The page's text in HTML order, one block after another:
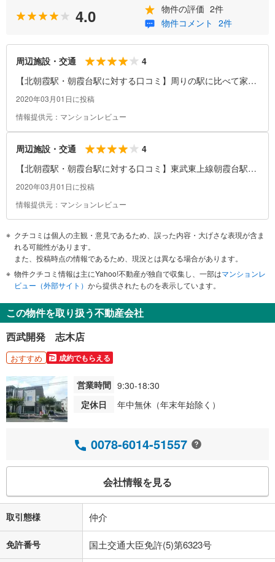
4.0 物件の評価 2件
物件コメント 2件
周辺施設・交通
4
【北朝霞駅・朝霞台駅に対する口コミ】周りの駅に比べて家賃
相場は高め、駅周辺にしかスーパーなどは少なく住む場所によ
2020年03月01日に投稿
情報提供元：マンションレビュー
周辺施設・交通
4
【北朝霞駅・朝霞台駅に対する口コミ】東武東上線朝霞台駅と
の乗り換え駅でふたつの路線が使えて便利、比較的栄えてる駅
などそれなりに揃っており便利、公園や保育園、幼稚園などが
多く子育て中のファミリー層には住みやすい街。
2020年03月01日に投稿
情報提供元：マンションレビュー
クチコミは個人の主観・意見であるため、誤った内容・大げさな表現が含ま
れる可能性があります。
また、投稿時点の情報であるため、現況とは異なる場合があります。
物件クチコミ情報は主にYahoo!不動産が独自で収集し、一部はマンションレ
ビュー（外部サイト） から提供されたものを表示しています。
この物件を取り扱う不動産会社
西武開発 志木店
おすすめ 成約でもらえる
営業時間 9:30-18:30
定休日
年中無休（年末年始除く）
0078-6014-51557
会社情報を見る
取引態様 仲介
免許番号 国土交通大臣免許(5)第6323号